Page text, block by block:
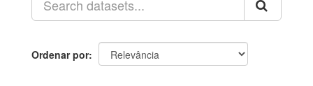
Ordenar por